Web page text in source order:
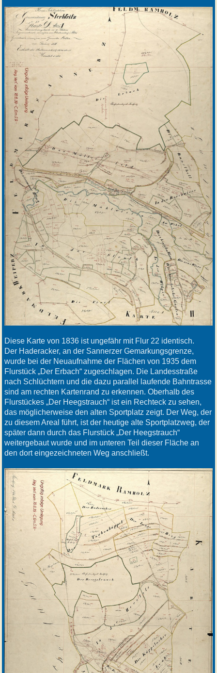
Diese Karte von 1836 ist ungefähr mit Flur 22 identisch.
Der Haderacker, an der Sannerzer Gemarkungsgrenze,
wurde bei der Neuaufnahme der Flächen von 1935 dem
Flurstück „Der Erbach“ zugeschlagen. Die Landesstraße
nach Schlüchtern und die dazu parallel laufende Bahntrasse
sind am rechten Kartenrand zu erkennen. Oberhalb des
Flurstückes „Der Heegstrauch“ ist ein Rechteck zu sehen,
das möglicherweise den alten Sportplatz zeigt. Der Weg, der
zu diesem Areal führt, ist der heutige alte Sportplatzweg, der
später dann durch das Flurstück „Der Heegstrauch“
weitergebaut wurde und im unteren Teil dieser Fläche an
den dort eingezeichneten Weg anschließt.